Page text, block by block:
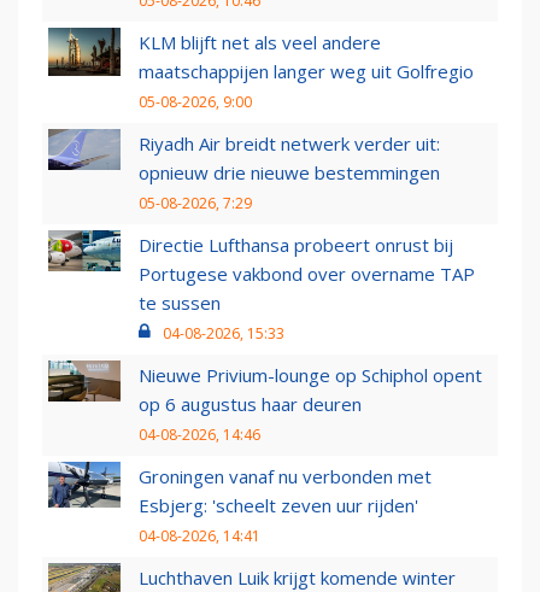
KLM blijft net als veel andere
maatschappijen langer weg uit Golfregio
05-08-2026, 9:00
Riyadh Air breidt netwerk verder uit:
opnieuw drie nieuwe bestemmingen
05-08-2026, 7:29
Directie Lufthansa probeert onrust bij
Portugese vakbond over overname TAP
te sussen
04-08-2026, 15:33
Nieuwe Privium-lounge op Schiphol opent
op 6 augustus haar deuren
04-08-2026, 14:46
Groningen vanaf nu verbonden met
Esbjerg: 'scheelt zeven uur rijden'
04-08-2026, 14:41
Luchthaven Luik krijgt komende winter